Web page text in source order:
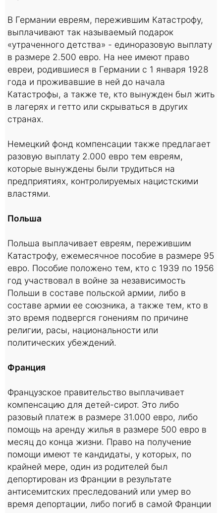
В Германии евреям, пережившим Катастрофу,
выплачивают так называемый подарок
«утраченного детства» - единоразовую выплату
в размере 2.500 евро. На нее имеют право
евреи, родившиеся в Германии с 1 января 1928
года и проживавшие в ней до начала
Катастрофы, а также те, кто вынужден был жить
в лагерях и гетто или скрываться в других
странах.
Немецкий фонд компенсации также предлагает
разовую выплату 2.000 евро тем евреям,
которые вынуждены были трудиться на
предприятиях, контролируемых нацистскими
властями.
Польша
Польша выплачивает евреям, пережившим
Катастрофу, ежемесячное пособие в размере 95
евро. Пособие положено тем, кто с 1939 по 1956
год участвовал в войне за независимость
Польши в составе польской армии, либо в
составе армии ее союзника, а также тем, кто в
это время подвергся гонениям по причине
религии, расы, национальности или
политических убеждений.
Франция
Французское правительство выплачивает
компенсацию для детей-сирот. Это либо
разовый платеж в размере 31.000 евро, либо
помощь на аренду жилья в размере 500 евро в
месяц до конца жизни. Право на получение
помощи имеют те кандидаты, у которых, по
крайней мере, один из родителей был
депортирован из Франции в результате
антисемитских преследований или умер во
время депортации, либо погиб в самой Франции